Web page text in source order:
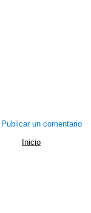
Publicar un comentario
Inicio